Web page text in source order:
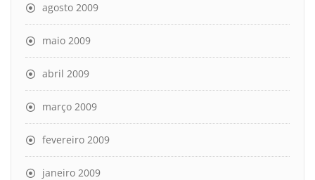
agosto 2009
maio 2009
abril 2009
março 2009
fevereiro 2009
janeiro 2009